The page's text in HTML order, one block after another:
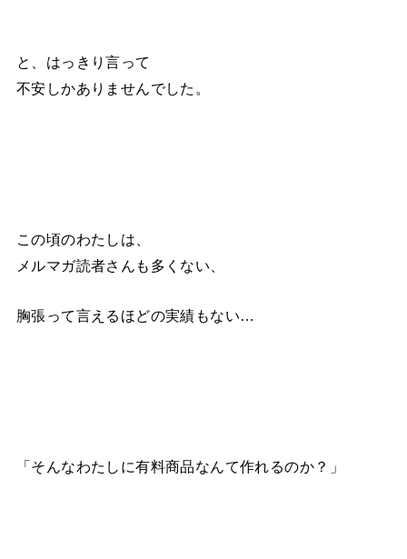
と、はっきり言って
不安しかありませんでした。
この頃のわたしは、
メルマガ読者さんも多くない、
胸張って言えるほどの実績もない…
「そんなわたしに有料商品なんて作れるのか？」